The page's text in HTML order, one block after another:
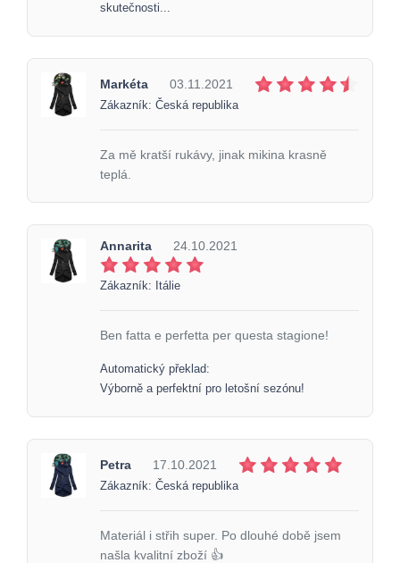
skutečnosti...
Markéta 03.11.2021
Zákazník: Česká republika
Za mě kratší rukávy, jinak mikina krasně
teplá.
Annarita 24.10.2021
Zákazník: Itálie
Ben fatta e perfetta per questa stagione!
Automatický překlad:
Výborně a perfektní pro letošní sezónu!
Petra 17.10.2021
Zákazník: Česká republika
Materiál i střih super. Po dlouhé době jsem
našla kvalitní zboží 👍